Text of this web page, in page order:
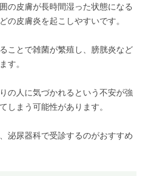
の皮膚が長時間湿った状態になる
の皮膚炎を起こしやすいです。
ことで雑菌が繁殖し、膀胱炎など
す。
の人に気づかれるという不安が強
しまう可能性があります。
泌尿器科で受診するのがおすすめ